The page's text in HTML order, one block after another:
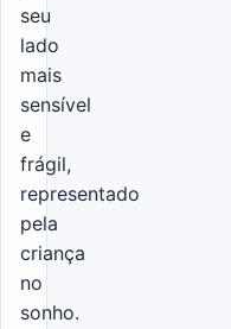
seu
lado
mais
sensível
e
frágil,
representado
pela
criança
no
sonho.